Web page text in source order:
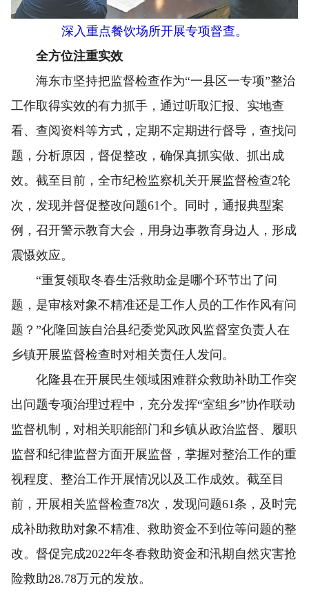
深入重点餐饮场所开展专项督查。
全方位注重实效
海东市坚持把监督检查作为“一县区一专项”整治
工作取得实效的有力抓手，通过听取汇报、实地查
看、查阅资料等方式，定期不定期进行督导，查找问
题，分析原因，督促整改，确保真抓实做、抓出成
效。截至目前，全市纪检监察机关开展监督检查2轮
次，发现并督促整改问题61个。同时，通报典型案
例，召开警示教育大会，用身边事教育身边人，形成
震慑效应。
“重复领取冬春生活救助金是哪个环节出了问
题，是审核对象不精准还是工作人员的工作作风有问
题？”化隆回族自治县纪委党风政风监督室负责人在
乡镇开展监督检查时对相关责任人发问。
化隆县在开展民生领域困难群众救助补助工作突
出问题专项治理过程中，充分发挥“室组乡”协作联动
监督机制，对相关职能部门和乡镇从政治监督、履职
监督和纪律监督方面开展监督，掌握对整治工作的重
视程度、整治工作开展情况以及工作成效。截至目
前，开展相关监督检查78次，发现问题61条，及时完
成补助救助对象不精准、救助资金不到位等问题的整
改。督促完成2022年冬春救助资金和汛期自然灾害抢
险救助28.78万元的发放。